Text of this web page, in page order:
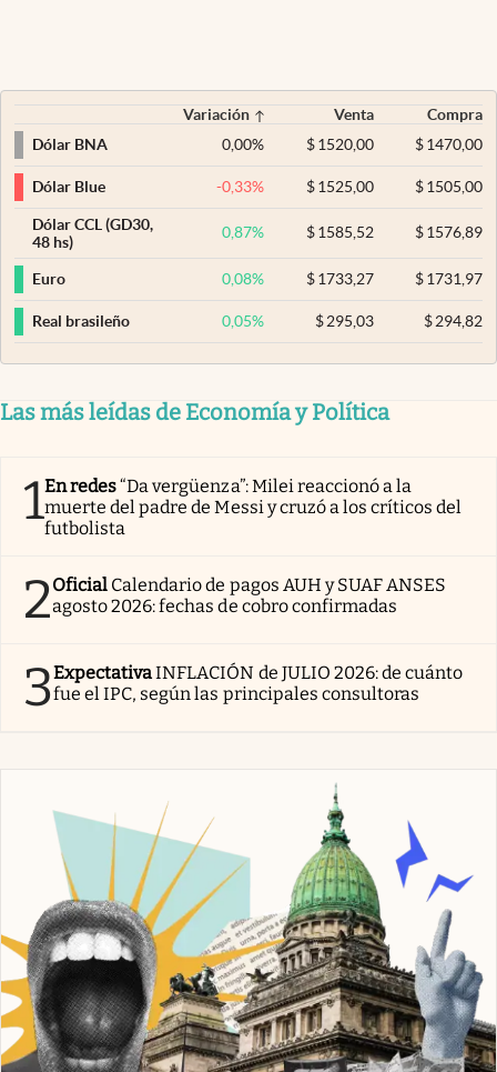
Variación Venta
Compra
Dólar BNA
0,00% $ 1520,00 $1470,00
Dólar Blue -0,33% $ 1525,00 $1505,00
Dólar CCL (GD30,
48 hs)
0,87% $ 1585,52 $1576,89
Euro 0,08% $ 1733,27 $1731,97
Real brasileño 0,05% $ 295,03 $294,82
Las más leídas de Economía y Política
1En redes“Da vergüenza”: Milei reaccionó a la
muerte del padre de Messi y cruzó a los críticos del
futbolista
2Oficial Calendario de pagos AUH y SUAF ANSES
agosto 2026: fechas de cobro confirmadas
3ExpectativaINFLACIÓN de JULIO 2026: de cuánto
fue el IPC, según las principales consultoras